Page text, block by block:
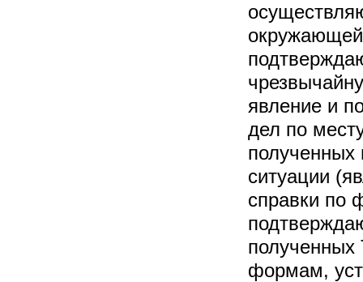
явление и
дел по
полученных
ситуации
справки по
формам,